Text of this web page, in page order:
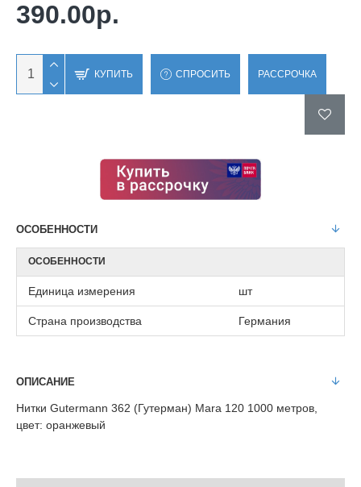
390.00р.
КУПИТЬ СПРОСИТЬ РАССРОЧКА
ОСОБЕННОСТИ
ОСОБЕННОСТИ
Единица измерения шт
Страна производства Германия
ОПИСАНИЕ
Нитки Gutermann 362 (Гутерман) Mara 120 1000 метров,
цвет: оранжевый